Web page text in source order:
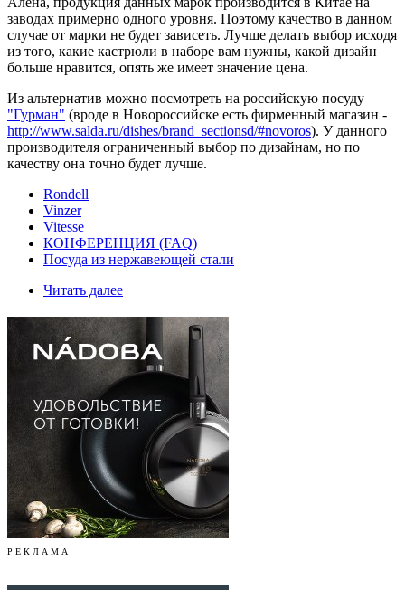
заводах примерно одного уровня. Поэтому качество в данном
случае от марки не будет зависеть. Лучше делать выбор исходя
из того, какие кастрюли в наборе вам нужны, какой дизайн
больше нравится, опять же имеет значение цена.
Из альтернатив можно посмотреть на российскую посуду
"Гурман" (вроде в Новороссийске есть фирменный магазин -
http://www.salda.ru/dishes/brand_sectionsd/#novoros). У данного
производителя ограниченный выбор по дизайнам, но по
качеству она точно будет лучше.
Rondell
Vinzer
Vitesse
КОНФЕРЕНЦИЯ (FAQ)
Посуда из нержавеющей стали
Читать далее
Р Е К Л А М А